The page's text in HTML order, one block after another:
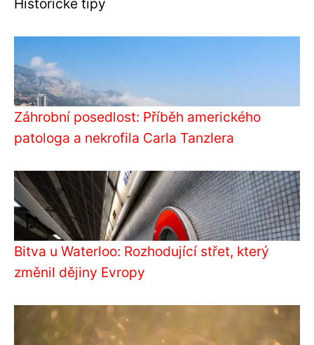
Záhrobní posedlost: Příběh amerického
patologa a nekrofila Carla Tanzlera
Bitva u Waterloo: Rozhodující střet, který
změnil dějiny Evropy